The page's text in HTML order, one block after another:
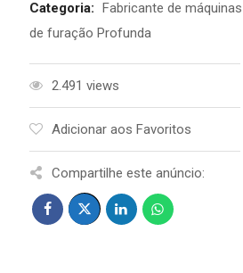
Categoria: Fabricante de máquinas
de furação Profunda
2.491 views
Adicionar aos Favoritos
Compartilhe este anúncio: